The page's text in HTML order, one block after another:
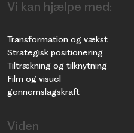
Vi kan hjælpe med:
Transformation og vækst
Strategisk positionering
Tiltrækning og tilknytning
Film og visuel
gennemslagskraft
Viden